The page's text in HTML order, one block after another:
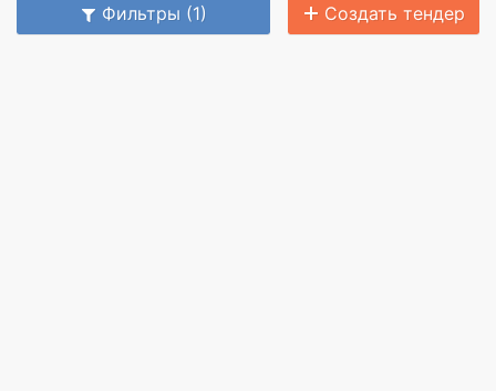
Фильтры (1) Создать тендер